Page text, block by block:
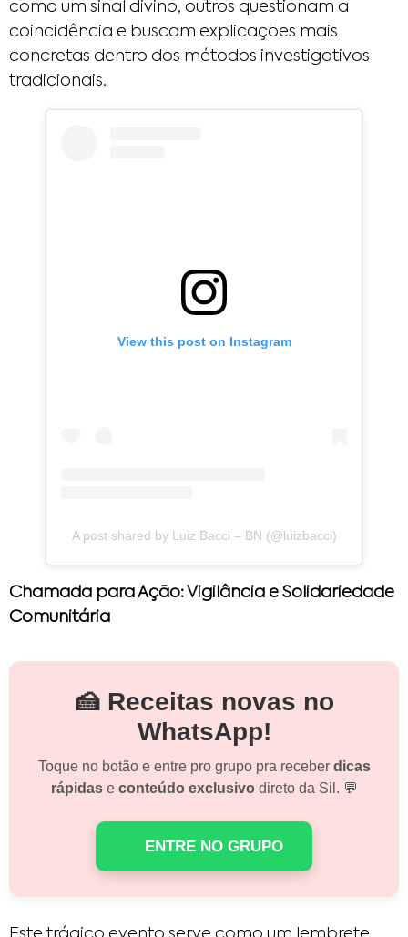
como um sinal divino, outros questionam a
coincidência e buscam explicações mais
concretas dentro dos métodos investigativos
tradicionais.
View this post on Instagram
A post shared by Luiz Bacci – BN (@luizbacci)
Chamada para Ação: Vigilância e Solidariedade
Comunitária
🍰 Receitas novas no
WhatsApp!
Toque no botão e entre pro grupo pra receber dicas
rápidase conteúdo exclusivodireto da Sil. 💬
ENTRE NO GRUPO